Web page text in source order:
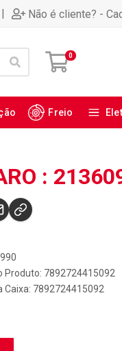
| Não é cliente? -
0
Freio
:
Produto: 7892724415092
Caixa: 7892724415092